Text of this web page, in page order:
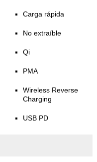
Carga rápida
No extraíble
Qi
PMA
Wireless Reverse
Charging
USB PD